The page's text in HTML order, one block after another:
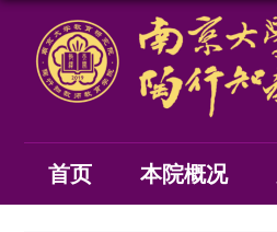
首页 本院概况